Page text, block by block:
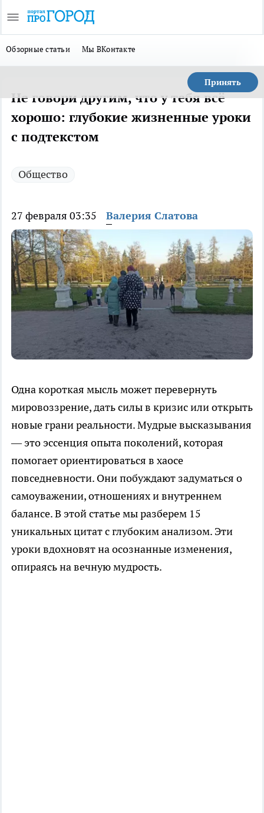
Обзорные статьи Мы ВКонтакте
Принять
Не говори другим, что у тебя всё
хорошо: глубокие жизненные уроки
с подтекстом
Общество
27 февраля 03:35 Валерия Слатова
Одна короткая мысль может перевернуть
мировоззрение, дать силы в кризис или открыть
новые грани реальности. Мудрые высказывания
— это эссенция опыта поколений, которая
помогает ориентироваться в хаосе
повседневности. Они побуждают задуматься о
самоуважении, отношениях и внутреннем
балансе. В этой статье мы разберем 15
уникальных цитат с глубоким анализом. Эти
уроки вдохновят на осознанные изменения,
опираясь на вечную мудрость.